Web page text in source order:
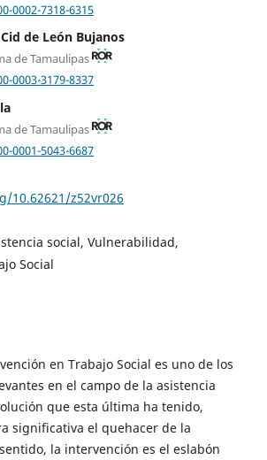
0002-7318-6315
de León Bujanos
de Tamaulipas
0003-3179-8337
de Tamaulipas
0001-5043-6687
10.62621/z52vr026
social, Vulnerabilidad,
Social
en Trabajo Social es uno de los
en el campo de la asistencia
que esta última ha tenido,
significativa el quehacer de la
la intervención es el eslabón